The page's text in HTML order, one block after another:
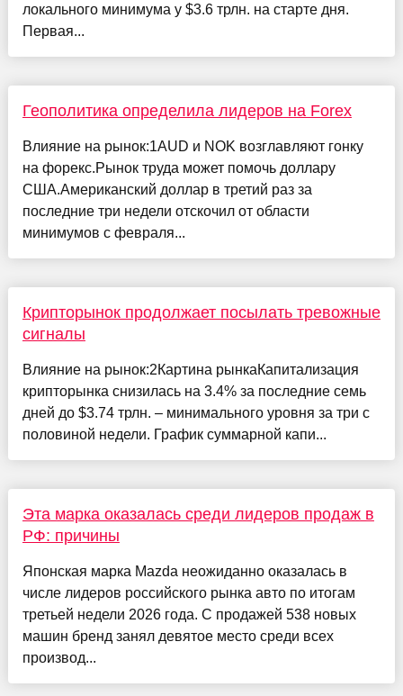
локального минимума у $3.6 трлн. на старте дня.
Первая...
Геополитика определила лидеров на Forex
Влияние на рынок:1AUD и NOK возглавляют гонку
на форекс.Рынок труда может помочь доллару
США.Американский доллар в третий раз за
последние три недели отскочил от области
минимумов с февраля...
Крипторынок продолжает посылать тревожные
сигналы
Влияние на рынок:2Картина рынкаКапитализация
крипторынка снизилась на 3.4% за последние семь
дней до $3.74 трлн. – минимального уровня за три с
половиной недели. График суммарной капи...
Эта марка оказалась среди лидеров продаж в
РФ: причины
Японская марка Mazda неожиданно оказалась в
числе лидеров российского рынка авто по итогам
третьей недели 2026 года. С продажей 538 новых
машин бренд занял девятое место среди всех
производ...